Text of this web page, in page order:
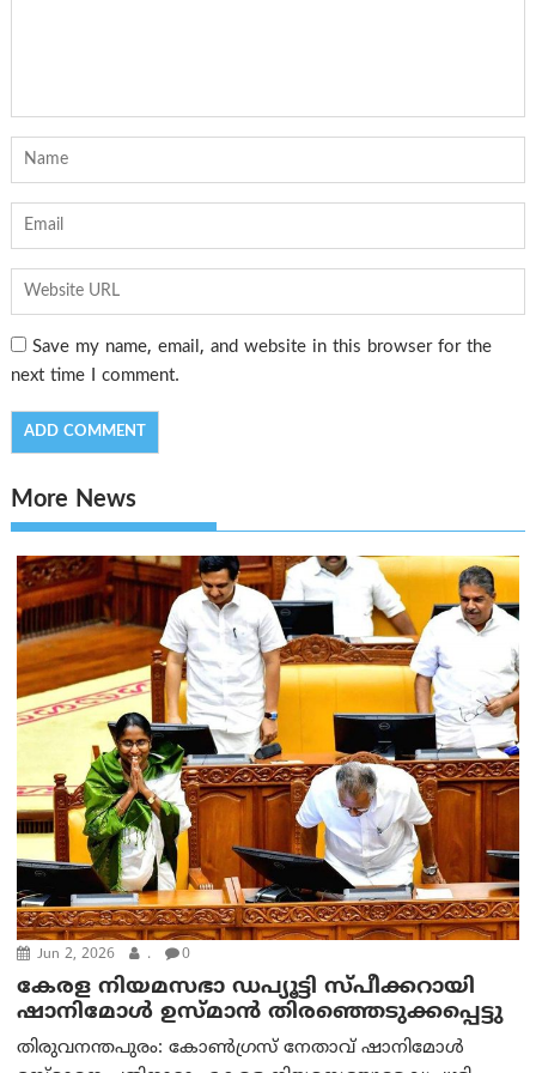
Save my name, email, and website in this browser for the
next time I comment.
More News
Jun 2, 2026 . 0
കേരള നിയമസഭാ ഡപ്യൂട്ടി സ്പീക്കറായി
ഷാനിമോള്‍ ഉസ്മാന്‍ തിരഞ്ഞെടുക്കപ്പെട്ടു
തിരുവനന്തപുരം: കോൺഗ്രസ് നേതാവ് ഷാനിമോൾ